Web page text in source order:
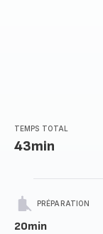
TEMPS TOTAL
43min
PRÉPARATION
20min